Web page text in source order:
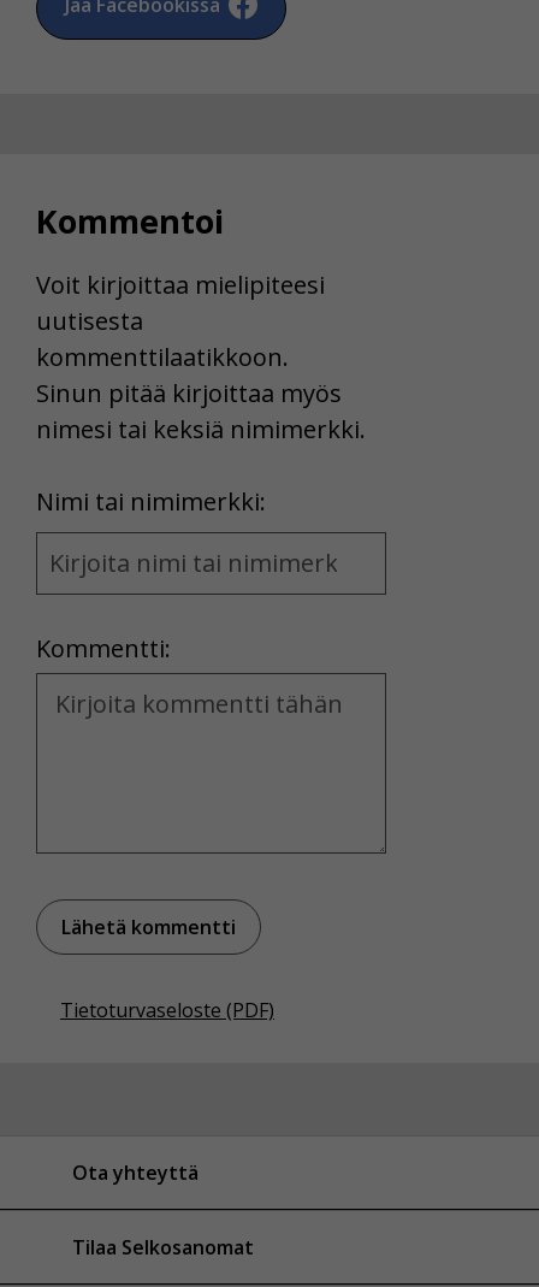
Kommentoi
Voit kirjoittaa mielipiteesi
uutisesta
kommenttilaatikkoon.
Sinun pitää kirjoittaa myös
nimesi tai keksiä nimimerkki.
Nimi tai nimimerkki:
Name
and
Kommentti:
Kommentti
Tietoturvaseloste (PDF)
Ota yhteyttä
Tilaa Selkosanomat